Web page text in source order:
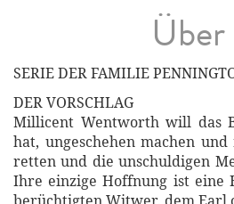
SERIE DER FAMILIE
DER VORSCHLAG
Millicent Wentworth will das
hat, ungeschehen machen
retten und die unschuldigen
Ihre einzige Hoffnung ist eine